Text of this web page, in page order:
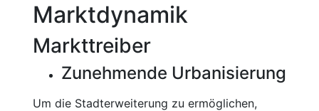
Marktdynamik
Markttreiber
Zunehmende Urbanisierung
Um die Stadterweiterung zu ermöglichen,